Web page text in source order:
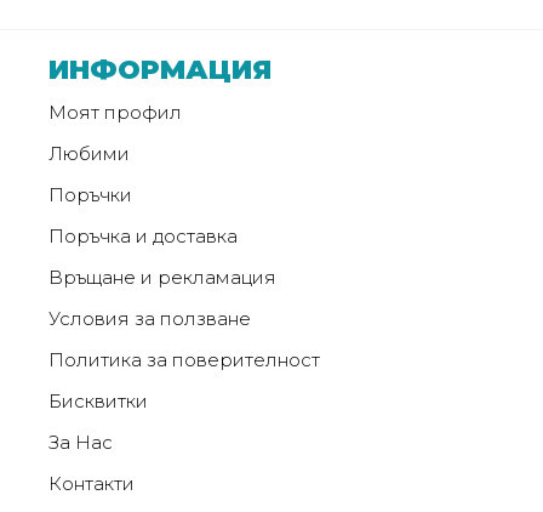
ИНФОРМАЦИЯ
Моят профил
Любими
Поръчки
Поръчка и доставка
Връщане и рекламация
Условия за ползване
Политика за поверителност
Бисквитки
За Нас
Контакти